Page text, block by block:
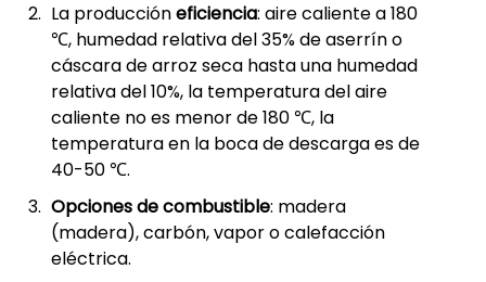
La produccióneficiencia: aire caliente a 180
℃, humedad relativa del 35% de aserrín o
cáscara de arroz seca hasta una humedad
relativa del 10%, la temperatura del aire
caliente no es menor de 180 ℃, la
temperatura en la boca de descarga es de
40-50 ℃.
Opciones de combustible: madera
(madera), carbón, vapor o calefacción
eléctrica.